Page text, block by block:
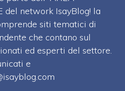
del network IsayBlog! la
siti tematici di
che contano sul
ed esperti del settore.
e